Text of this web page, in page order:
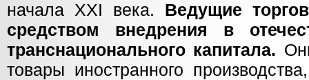
начала XXI века. Ведущие
средством внедрения в
транснационального капитала.
товары иностранного